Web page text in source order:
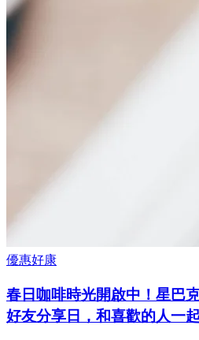
優惠好康
春日咖啡時光開啟中！星巴
好友分享日，和喜歡的人一